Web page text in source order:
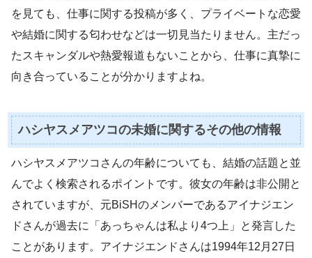
を見ても、仕事に関する投稿が多く、プライベートな恋愛
や結婚に関する匂わせなどは一切見当たりません。主だっ
たスキャンダルや熱愛報道もないことから、仕事に真摯に
向き合っていることが分かりますよね。
ハシヤスメアツコの未婚に関するその他の情報
ハシヤスメアツコさんの年齢についても、結婚の話題と並
んでよく検索されるポイントです。彼女の年齢は非公開と
されていますが、元BiSHのメンバーであるアイナジエン
ドさんが過去に「あっちゃんは私より4つ上」と発言した
ことがあります。アイナジエンドさんは1994年12月27日